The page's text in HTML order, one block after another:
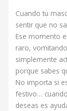
Cuando tu
sentir que no
Ese momento
raro,
simplemente
porque sabes
No importa si
festivo…
deseas es